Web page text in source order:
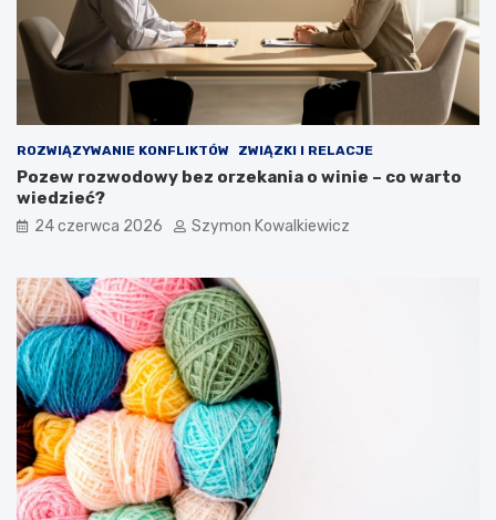
ROZWIĄZYWANIE KONFLIKTÓW ZWIĄZKI I RELACJE
Pozew rozwodowy bez orzekania o winie – co warto
wiedzieć?
24 czerwca 2026 Szymon Kowalkiewicz